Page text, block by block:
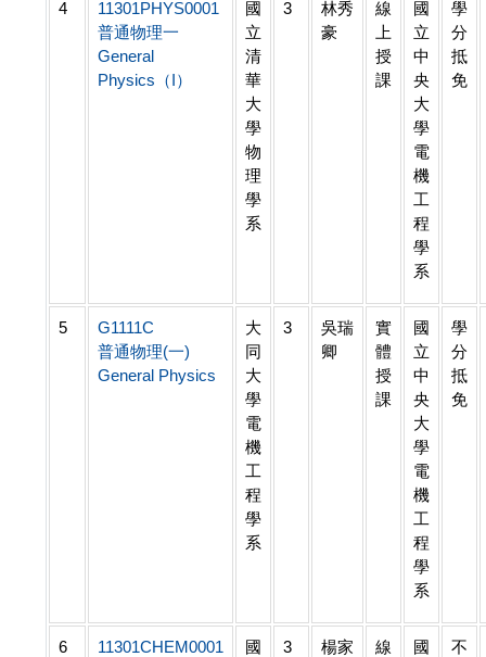
4
11301PHYS0001
普通物理一
General
Physics（I）
國
立
清
華
大
學
物
理
學
系
3
林秀
豪
線
上
授
課
國
立
中
央
大
學
電
機
工
程
學
系
學
分
抵
免
5
G1111C
普通物理(一)
General Physics
大
同
大
學
電
機
工
程
學
系
3
吳瑞
卿
實
體
授
課
國
立
中
央
大
學
電
機
工
程
學
系
學
分
抵
免
6
11301CHEM0001
國
3
楊家
線
國
不